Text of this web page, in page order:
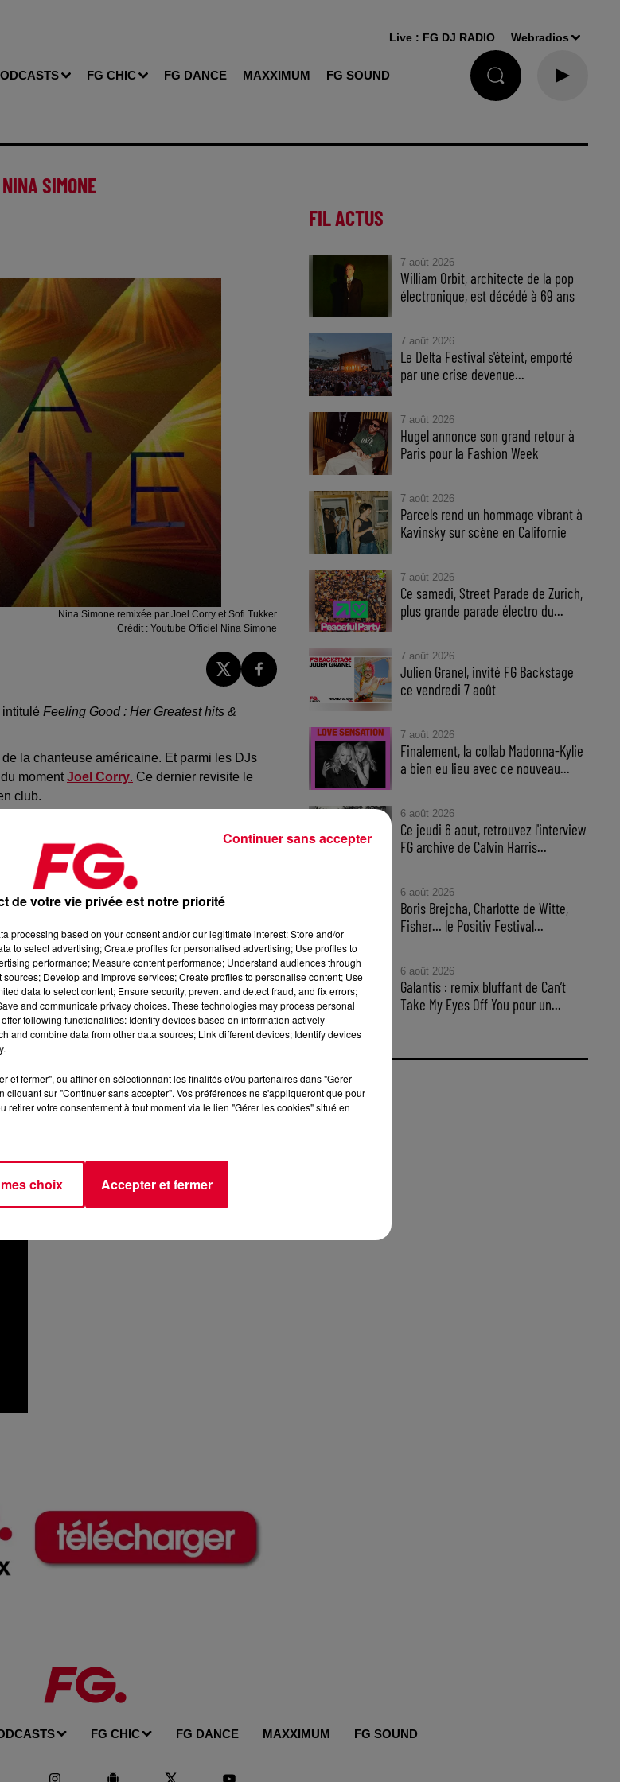
FG CHIC FG DANCE MAXXIMUM FG SOUND
Live : FG DJ RADIO Webradios
SIMONE
Nina Simone remixée par Joel Corry et Sofi Tukker
Crédit : Youtube Officiel Nina Simone
intitulé Feeling Good : Her Greatest hits &
la chanteuse américaine. Et parmi les DJs
momentJoel Corry. Ce dernier revisite le
club.
en conservant l'essence même du titre
de découvrir les autres remixes.
FIL ACTUS
7 août 2026
William Orbit, architecte de la pop
électronique, est décédé à 69 ans
7 août 2026
Le Delta Festival s'éteint, emporté
par une crise devenue...
7 août 2026
Hugel annonce son grand retour à
Paris pour la Fashion Week
7 août 2026
Parcels rend un hommage vibrant à
Kavinsky sur scène en Californie
7 août 2026
Ce samedi, Street Parade de Zurich,
plus grande parade électro du...
7 août 2026
Julien Granel, invité FG Backstage
ce vendredi 7 août
7 août 2026
Finalement, la collab Madonna-Kylie
a bien eu lieu avec ce nouveau...
6 août 2026
Ce jeudi 6 aout, retrouvez l'interview
FG archive de Calvin Harris...
6 août 2026
Boris Brejcha, Charlotte de Witte,
Fisher… le Positiv Festival...
6 août 2026
Galantis : remix bluffant de Can’t
Take My Eyes Off You pour un...
FG CHIC FG DANCE MAXXIMUM FG SOUND
de votre vie privée est notre priorité
processing based on your consent and/or our legitimate interest: Store and/or
to select advertising; Create profiles for personalised advertising; Use profiles to
performance; Measure content performance; Understand audiences through
Develop and improve services; Create profiles to personalise content; Use
data to select content; Ensure security, prevent and detect fraud, and fix errors;
and communicate privacy choices. These technologies may process personal
following functionalities: Identify devices based on information actively
and combine data from other data sources; Link different devices; Identify devices
et fermer", ou affiner en sélectionnant les finalités et/ou partenaires dans "Gérer
cliquant sur "Continuer sans accepter". Vos préférences ne s'appliqueront que pour
retirer votre consentement à tout moment via le lien "Gérer les cookies" situé en
choix Accepter et fermer
Continuer sans accepter